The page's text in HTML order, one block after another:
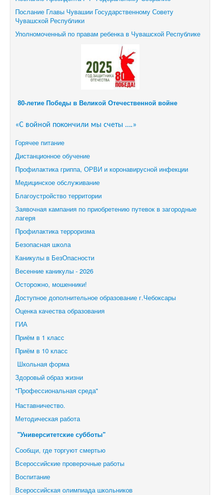
Послание Главы Чувашии Государственному Совету
Чувашской Республики
Уполномоченный по правам ребенка в Чувашской Республике
80-летие Победы в Великой Отечественной войне
«С войной покончили мы счеты ….»
Горячее питание
Дистанционное обучение
Профилактика гриппа, ОРВИ и коронавирусной инфекции
Медицинское обслуживание
Благоустройство территории
Заявочная кампания по приобретению путевок в загородные
лагеря
Профилактика терроризма
Безопасная школа
Каникулы в БезОпасности
Весенние каникулы - 2026
Осторожно, мошенники!
Доступное дополнительное образование г.Чебоксары
Оценка качества образования
ГИА
Приём в 1 класс
Приём в 10 класс
Школьная форма
Здоровый образ жизни
"Профессиональная среда"
Наставничество.
Методическая работа
"Университетские субботы"
Сообщи, где торгуют смертью
Всероссийские проверочные работы
Воспитание
Всероссийская олимпиада школьников